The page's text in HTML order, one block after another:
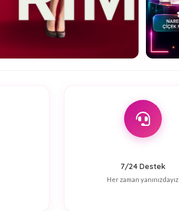
7/24 Destek
Her zaman yanınızdayız